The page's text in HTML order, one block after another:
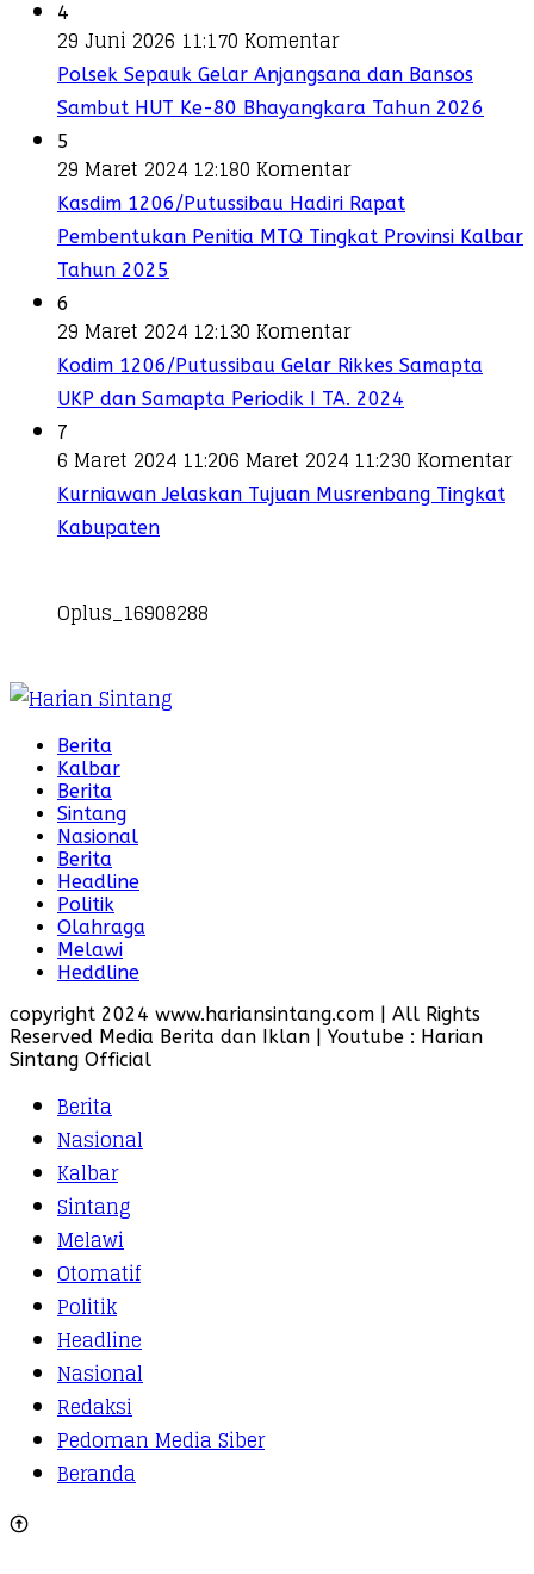
4
29 Juni 2026 11:170 Komentar
Polsek Sepauk Gelar Anjangsana dan Bansos
Sambut HUT Ke-80 Bhayangkara Tahun 2026
5
29 Maret 2024 12:180 Komentar
Kasdim 1206/Putussibau Hadiri Rapat
Pembentukan Penitia MTQ Tingkat Provinsi Kalbar
Tahun 2025
6
29 Maret 2024 12:130 Komentar
Kodim 1206/Putussibau Gelar Rikkes Samapta
UKP dan Samapta Periodik I TA. 2024
7
6 Maret 2024 11:206 Maret 2024 11:230 Komentar
Kurniawan Jelaskan Tujuan Musrenbang Tingkat
Kabupaten
Oplus_16908288
Berita
Kalbar
Berita
Sintang
Nasional
Berita
Headline
Politik
Olahraga
Melawi
Heddline
copyright 2024 www.hariansintang.com | All Rights
Reserved Media Berita dan Iklan | Youtube : Harian
Sintang Official
Berita
Nasional
Kalbar
Sintang
Melawi
Otomatif
Politik
Headline
Nasional
Redaksi
Pedoman Media Siber
Beranda